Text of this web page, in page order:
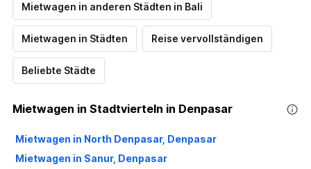
Mietwagen in anderen Städten in Bali
Mietwagen in Städten Reise vervollständigen
Beliebte Städte
Mietwagen in Stadtvierteln in Denpasar
Mietwagen in North Denpasar, Denpasar
Mietwagen in Sanur, Denpasar